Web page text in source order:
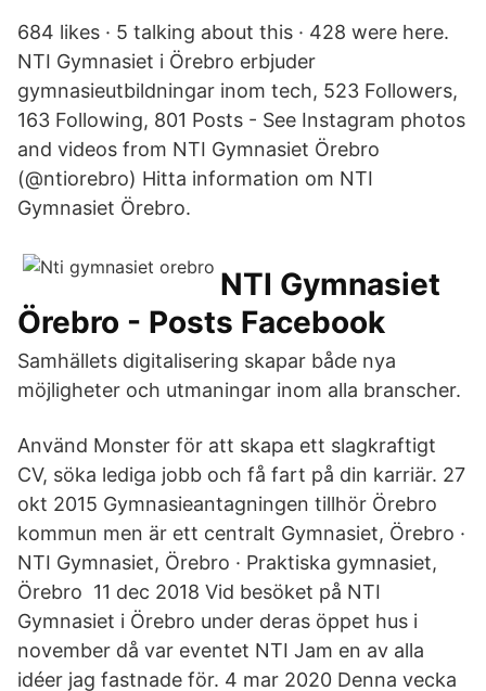
684 likes · 5 talking about this · 428 were here.
NTI Gymnasiet i Örebro erbjuder
gymnasieutbildningar inom tech, 523 Followers,
163 Following, 801 Posts - See Instagram photos
and videos from NTI Gymnasiet Örebro
(@ntiorebro) Hitta information om NTI
Gymnasiet Örebro.
NTI Gymnasiet
Örebro - Posts Facebook
Samhällets digitalisering skapar både nya
möjligheter och utmaningar inom alla branscher.
Använd Monster för att skapa ett slagkraftigt
CV, söka lediga jobb och få fart på din karriär. 27
okt 2015 Gymnasieantagningen tillhör Örebro
kommun men är ett centralt Gymnasiet, Örebro ·
NTI Gymnasiet, Örebro · Praktiska gymnasiet,
Örebro 11 dec 2018 Vid besöket på NTI
Gymnasiet i Örebro under deras öppet hus i
november då var eventet NTI Jam en av alla
idéer jag fastnade för. 4 mar 2020 Denna vecka